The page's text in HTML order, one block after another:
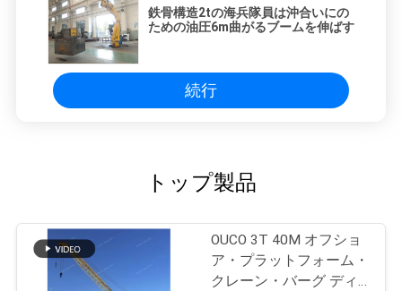
鉄骨構造2tの海兵隊員は沖合いにの
ための油圧6m曲がるブームを伸ばす
続行
トップ製品
OUCO 3T 40M オフショ
ア・プラットフォーム・
クレーン・バーグ ディ